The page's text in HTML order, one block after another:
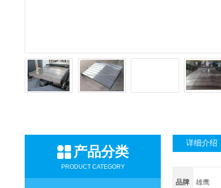
产品分类
PRODUCT CATEGORY
详细介绍
品牌 雄鹰